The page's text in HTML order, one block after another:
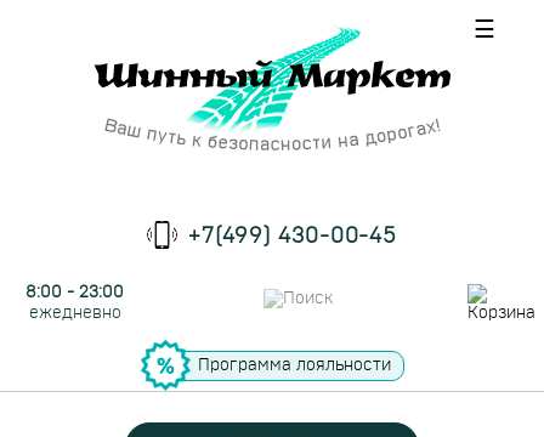
☰
+7(499) 430-00-45
8:00 - 23:00
ежедневно
Программа лояльности